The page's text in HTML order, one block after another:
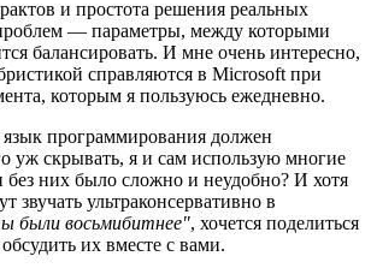
и простота решения реальных
— параметры, между которыми
балансировать. И мне очень интересно,
справляются в Microsoft при
которым я пользуюсь ежедневно.
программирования должен
уж скрывать, я и сам использую многие
них было сложно и неудобно? И хотя
звучать ультраконсервативно в
были восьмибитнее", хочется поделиться
их вместе с вами.